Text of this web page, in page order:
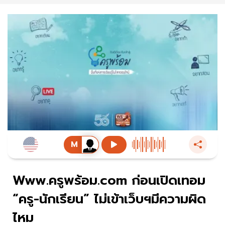
Www.ครูพร้อม.com ก่อนเปิดเทอม
“ครู-นักเรียน” ไม่เข้าเว็บฯมีความผิด
ไหม